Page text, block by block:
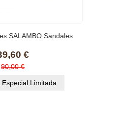
SALAMBO Sandales
€
90,00 €
Especial Limitada